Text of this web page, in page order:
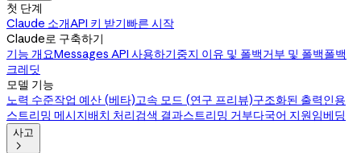
첫 단계
Claude 소개API 키 받기빠른 시작
Claude로 구축하기
기능 개요Messages API 사용하기중지 이유 및 폴백거부 및 폴백폴백
크레딧
모델 기능
노력 수준작업 예산 (베타)고속 모드 (연구 프리뷰)구조화된 출력인용
스트리밍 메시지배치 처리검색 결과스트리밍 거부다국어 지원임베딩
사고
